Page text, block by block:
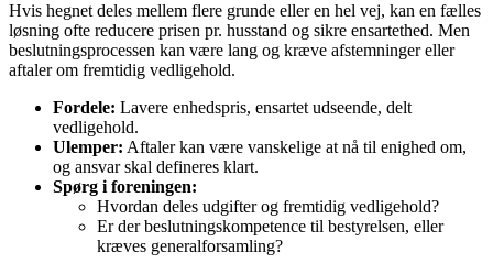
Hvis hegnet deles mellem flere grunde eller en hel vej, kan en fælles
løsning ofte reducere prisen pr. husstand og sikre ensartethed. Men
beslutningsprocessen kan være lang og kræve afstemninger eller
aftaler om fremtidig vedligehold.
Fordele: Lavere enhedspris, ensartet udseende, delt
vedligehold.
Ulemper: Aftaler kan være vanskelige at nå til enighed om,
og ansvar skal defineres klart.
Spørg i foreningen:
Hvordan deles udgifter og fremtidig vedligehold?
Er der beslutningskompetence til bestyrelsen, eller
kræves generalforsamling?